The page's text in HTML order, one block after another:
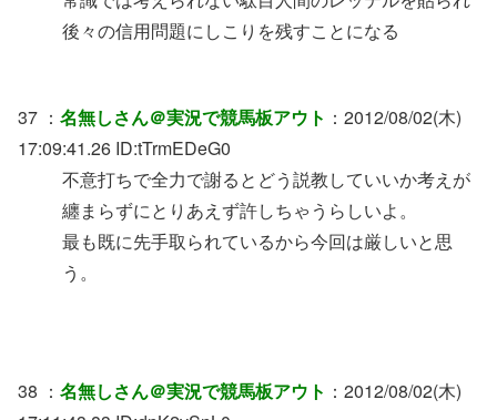
後々の信用問題にしこりを残すことになる
37 ： 名無しさん＠実況で競馬板アウト ：2012/08/02(木)
17:09:41.26 ID:tTrmEDeG0
不意打ちで全力で謝るとどう説教していいか考えが
纏まらずにとりあえず許しちゃうらしいよ。
最も既に先手取られているから今回は厳しいと思
う。
38 ： 名無しさん＠実況で競馬板アウト ：2012/08/02(木)